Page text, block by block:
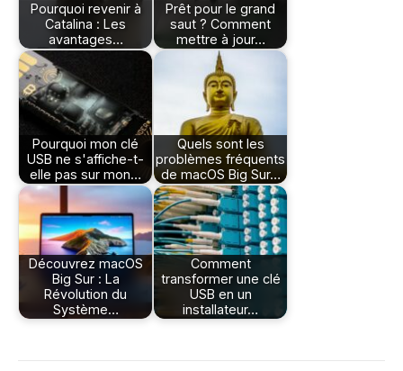
Pourquoi revenir à
Catalina : Les
avantages…
Prêt pour le grand
saut ? Comment
mettre à jour…
Pourquoi mon clé
USB ne s'affiche-t-
elle pas sur mon…
Quels sont les
problèmes fréquents
de macOS Big Sur…
Découvrez macOS
Big Sur : La
Révolution du
Système…
Comment
transformer une clé
USB en un
installateur…